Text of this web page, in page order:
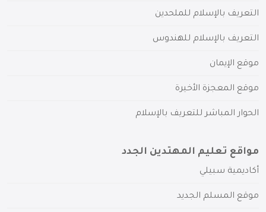
التعريف بالإسلام للملحدين
التعريف بالإسلام للهندوس
موقع الإيمان
موقع المعجزة الأخيرة
الحوار المباشر للتعريف بالإسلام
مواقع تعليم المهتدين الجدد
أكاديمية سبيلي
موقع المسلم الجديد